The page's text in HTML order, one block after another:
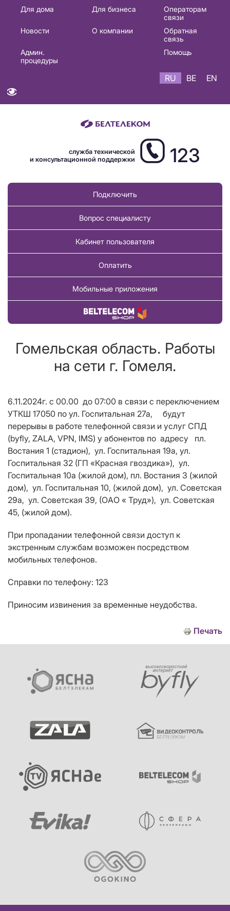
Основная
навигация
Для дома Для бизнеса
Операторам
связи
Новости
О компании
Обратная
связь
Админ.
процедуры
Помощь
RU BE EN
служба технической
и консультационной поддержки
123
Подключить
Вопрос специалисту
Кабинет пользователя
Оплатить
Мобильные приложения
Купить товар
Гомельская область. Работы
на сети г. Гомеля.
6.11.2024г. с 00.00 до 07:00 в связи с переключением
УТКШ 17050 по ул. Госпитальная 27а, будут
перерывы в работе телефонной связи и услуг СПД
(byfly, ZALA, VPN, IMS) у абонентов по адресу пл.
Востания 1 (стадион), ул. Госпитальная 19а, ул.
Госпитальная 32 (ГП «Красная гвоздика»), ул.
Госпитальная 10а (жилой дом), пл. Востания 3 (жилой
дом), ул. Госпитальная 10, (жилой дом), ул. Советская
29а, ул. Советская 39, (ОАО « Труд»), ул. Советская
45, (жилой дом).
При пропадании телефонной связи доступ к
экстренным службам возможен посредством
мобильных телефонов.
Справки по телефону: 123
Приносим извинения за временные неудобства.
Печать